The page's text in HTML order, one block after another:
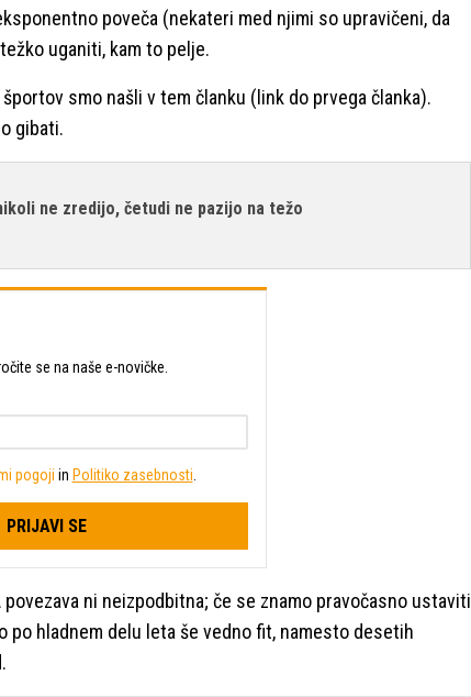
poveča (nekateri med njimi so upravičeni, da
uganiti, kam to pelje.
smo našli v tem članku (link do prvega članka).
gibati.
ne zredijo, četudi ne pazijo na težo
se na naše e-novičke.
pogoji in Politiko zasebnosti
PRIJAVI SE
ni neizpodbitna; če se znamo pravočasno ustaviti
po hladnem delu leta še vedno fit, namesto desetih